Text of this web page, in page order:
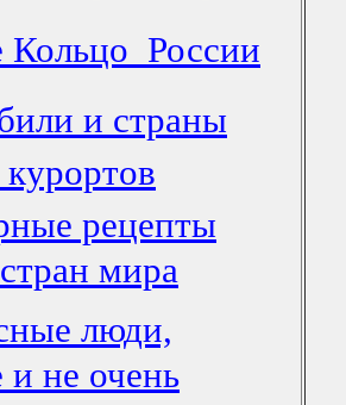
Кольцо России
и страны
рецепты
мира
люди,
и не очень